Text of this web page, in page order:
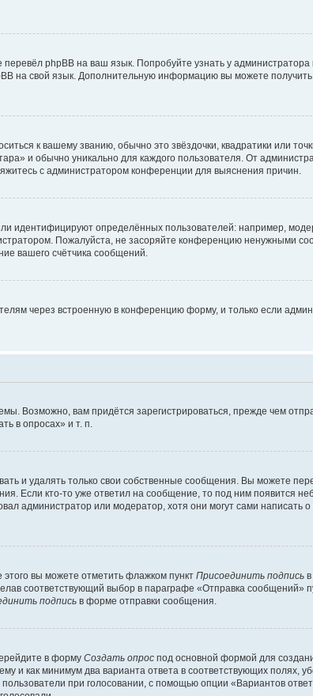
phpBB на ваш язык. Попробуйте узнать у
на свой язык. Дополнительную информацию вы можете
к вашему званию, обычно это звёздочки, квадратики или
и обычно уникально для каждого пользователя. От
с администратором конференции для выяснения причин.
идентифицируют определённых пользователей: например,
Пожалуйста, не засоряйте конференцию ненужными
вашего счётчика сообщений.
через встроенную в конференцию форму, и только если
Возможно, вам придётся зарегистрироваться, прежде чем
в опросах» и т. п.
и удалять только свои собственные сообщения. Вы можете
Если кто-то уже ответил на сообщение, то под ним появится
администратор или модератор, хотя они могут сами написать
вы можете отметить флажком пункт Присоединить подпись
соответствующий выбор в параграфе «Отправка сообщений»
подпись в форме отправки сообщения.
в форму Создать опрос под основной формой для
и как минимум два варианта ответа в соответствующих полях,
при голосовании, с помощью опции «Вариантов